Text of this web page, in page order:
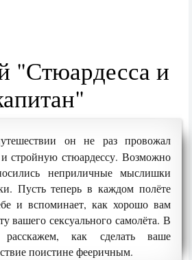
"Стюардесса и
он не раз провожал
стройную стюардессу. Возможно
неприличные мыслишки
Пусть теперь в каждом полёте
и вспоминает, как хорошо вам
вашего сексуального самолёта. В
как сделать ваше
поистине фееричным.